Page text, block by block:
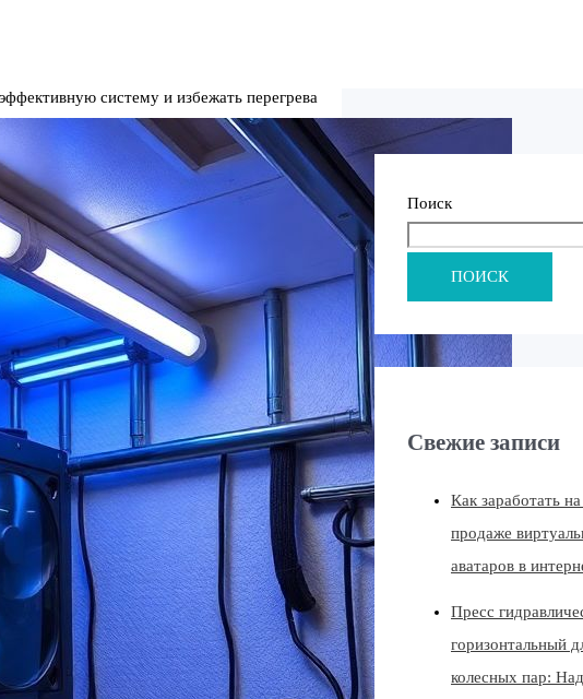
систему и избежать перегрева
Поиск
ПОИСК
Свежие записи
Как заработать
продаже
аватаров в
Пресс
горизонтальный
колесных пар: